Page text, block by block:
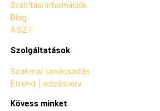
Szállítási információk
Blog
Á.SZ.F.
Szolgáltatások
Szakmai tanácsadás
Étrend | edzésterv
Kövess minket